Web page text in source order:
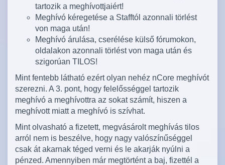
tartozik a meghívottjaiért!
Meghívó kéregetése a Stafftól azonnali törlést
von maga után!
Meghívó árulása, cserélése külső fórumokon,
oldalakon azonnali törlést von maga után és
szigorúan TILOS!
Mint fentebb látható ezért olyan nehéz nCore meghívót
szerezni. A 3. pont, hogy felelősséggel tartozik
meghívó a meghívottra az sokat számít, hiszen a
meghívott miatt a meghívó is szívhat.
Mint olvasható a fizetett, megvásárolt meghívás tilos
arról nem is beszélve, hogy nagy valószínűséggel
csak át akarnak téged verni és le akarják nyúlni a
pénzed. Amennyiben már megtörtént a baj, fizettél a